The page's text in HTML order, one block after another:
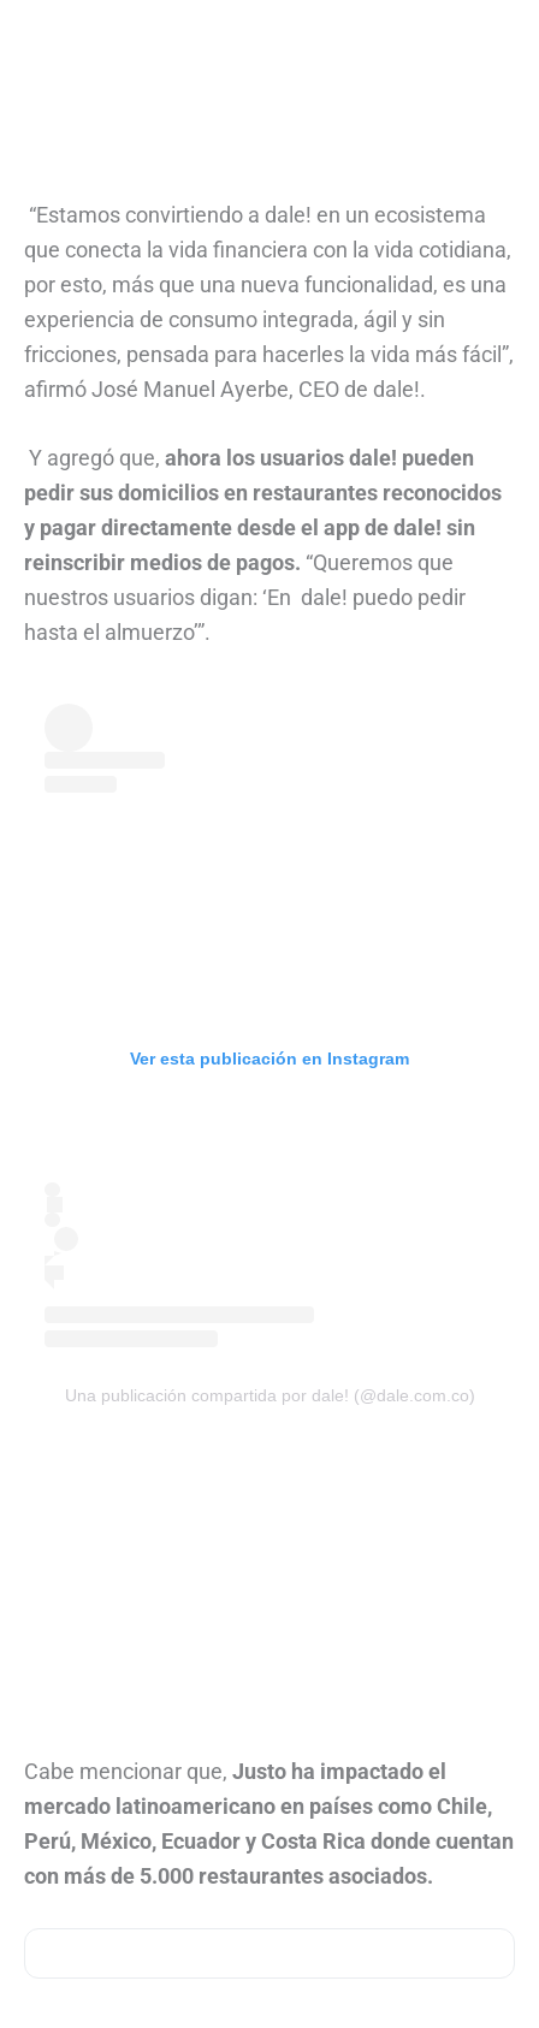
“Estamos convirtiendo a dale! en un ecosistema
que conecta la vida financiera con la vida cotidiana,
por esto, más que una nueva funcionalidad, es una
experiencia de consumo integrada, ágil y sin
fricciones, pensada para hacerles la vida más fácil”,
afirmó José Manuel Ayerbe, CEO de dale!.
Y agregó que, ahora los usuarios dale! pueden
pedir sus domicilios en restaurantes reconocidos
y pagar directamente desde el app de dale! sin
reinscribir medios de pagos. “Queremos que
nuestros usuarios digan: ‘En dale! puedo pedir
hasta el almuerzo’”.
Ver esta publicación en Instagram
Una publicación compartida por dale! (@dale.com.co)
Cabe mencionar que, Justo ha impactado el
mercado latinoamericano en países como Chile,
Perú, México, Ecuador y Costa Rica donde cuentan
con más de 5.000 restaurantes asociados.